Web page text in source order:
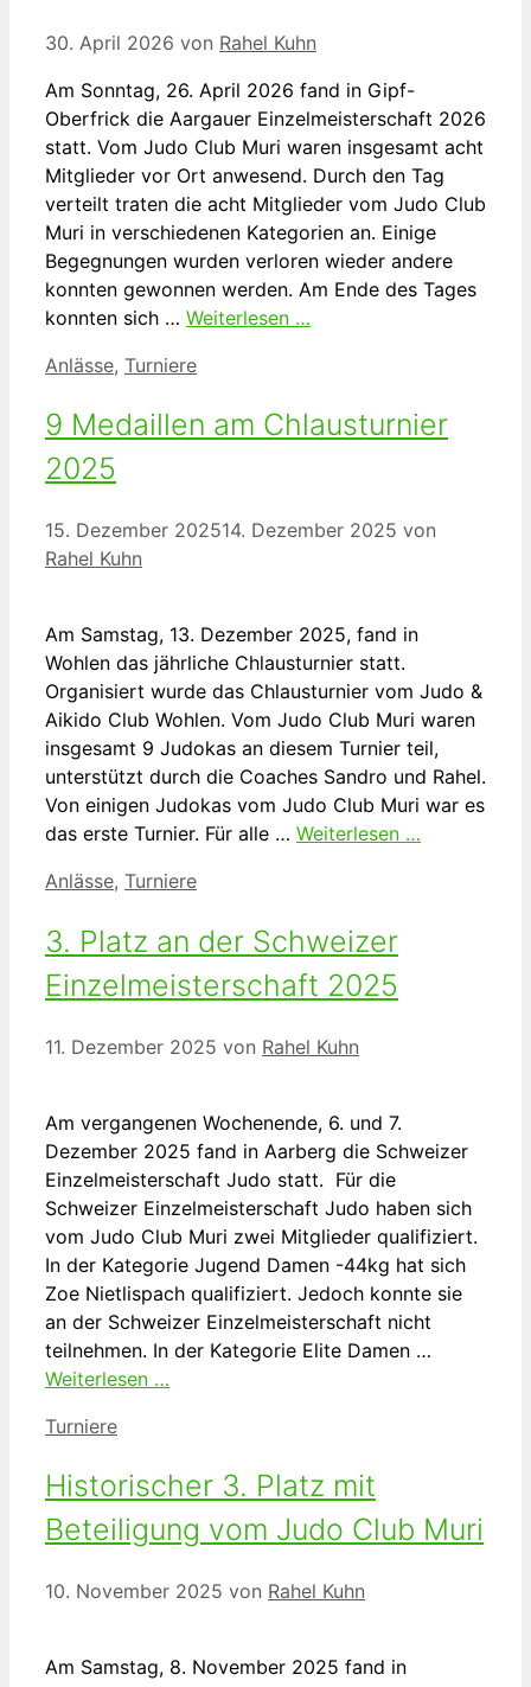
30. April 2026 von Rahel Kuhn
Am Sonntag, 26. April 2026 fand in Gipf-
Oberfrick die Aargauer Einzelmeisterschaft 2026
statt. Vom Judo Club Muri waren insgesamt acht
Mitglieder vor Ort anwesend. Durch den Tag
verteilt traten die acht Mitglieder vom Judo Club
Muri in verschiedenen Kategorien an. Einige
Begegnungen wurden verloren wieder andere
konnten gewonnen werden. Am Ende des Tages
konnten sich … Weiterlesen …
Kategorien
Anlässe, Turniere
9 Medaillen am Chlausturnier
2025
15. Dezember 202514. Dezember 2025 von
Rahel Kuhn
Am Samstag, 13. Dezember 2025, fand in
Wohlen das jährliche Chlausturnier statt.
Organisiert wurde das Chlausturnier vom Judo &
Aikido Club Wohlen. Vom Judo Club Muri waren
insgesamt 9 Judokas an diesem Turnier teil,
unterstützt durch die Coaches Sandro und Rahel.
Von einigen Judokas vom Judo Club Muri war es
das erste Turnier. Für alle … Weiterlesen …
Kategorien
Anlässe, Turniere
3. Platz an der Schweizer
Einzelmeisterschaft 2025
11. Dezember 2025 von Rahel Kuhn
Am vergangenen Wochenende, 6. und 7.
Dezember 2025 fand in Aarberg die Schweizer
Einzelmeisterschaft Judo statt. Für die
Schweizer Einzelmeisterschaft Judo haben sich
vom Judo Club Muri zwei Mitglieder qualifiziert.
In der Kategorie Jugend Damen -44kg hat sich
Zoe Nietlispach qualifiziert. Jedoch konnte sie
an der Schweizer Einzelmeisterschaft nicht
teilnehmen. In der Kategorie Elite Damen …
Weiterlesen …
Kategorien
Turniere
Historischer 3. Platz mit
Beteiligung vom Judo Club Muri
10. November 2025 von Rahel Kuhn
Am Samstag, 8. November 2025 fand in